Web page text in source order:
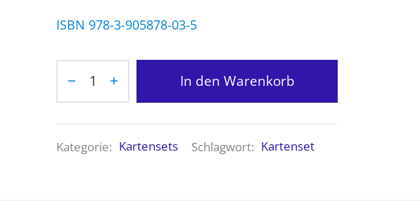
ISBN 978-3-905878-03-5
In den Warenkorb
Kategorie: Kartensets Schlagwort: Kartenset